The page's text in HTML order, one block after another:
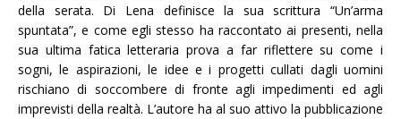
della serata. Di Lena definisce la sua scrittura “Un’arma
spuntata”, e come egli stesso ha raccontato ai presenti, nella
sua ultima fatica letteraria prova a far riflettere su come i
sogni, le aspirazioni, le idee e i progetti cullati dagli uomini
rischiano di soccombere di fronte agli impedimenti ed agli
imprevisti della realtà. L’autore ha al suo attivo la pubblicazione